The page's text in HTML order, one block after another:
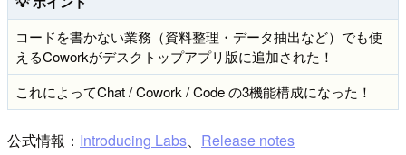
コードを書かない業務（資料整理・データ抽出など）でも使
えるCoworkがデスクトップアプリ版に追加された！
これによってChat / Cowork / Code の3機能構成になった！
公式情報： Introducing Labs、 Release notes